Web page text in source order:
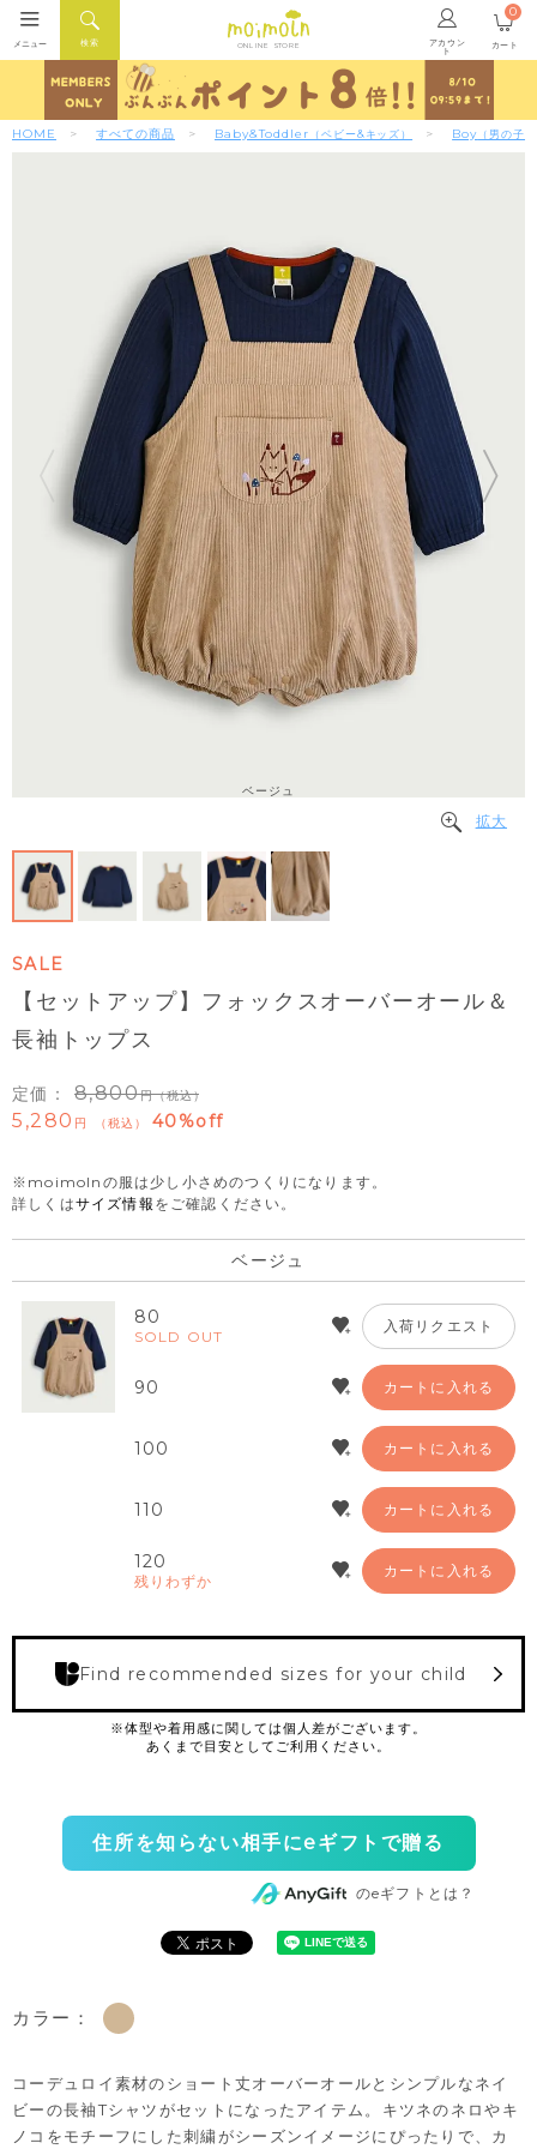
ONLINE STORE アカウン
ト
検索
メニュー カート
0
HOME すべての商品 Baby&Toddler （ベビー&キッズ） Boy （男の子）
ベージュ
拡大
SALE
【セットアップ】フォックスオーバーオール＆
長袖トップス
定価： 8,800 （税込）
5,280 税込 40%off
※moimolnの服は少し小さめのつくりになります。
詳しくはサイズ情報 をご確認ください。
ベージュ
80
SOLD OUT
入荷リクエスト
90 カートに入れる
100 カートに入れる
110 カートに入れる
120
残りわずか
カートに入れる
Find recommended sizes for your child
住所を知らない相手にeギフトで贈る
のeギフトとは？
カラー：
コーデュロイ素材のショート丈オーバーオールとシンプルなネイ
ビーの長袖Tシャツがセットになったアイテム。キツネのネロやキ
ノコをモチーフにした刺繍がシーズンイメージにぴったりで、カ